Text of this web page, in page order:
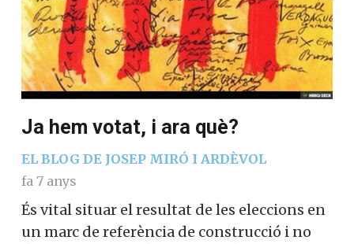
Ja hem votat, i ara què?
EL BLOG DE JOSEP MIRÓ I ARDÈVOL
fa 7 anys
És vital situar el resultat de les elec­cions en
un marc de referència de construcció i no